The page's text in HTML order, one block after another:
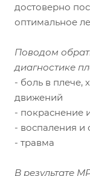
достоверно
оптимальное
Поводом
диагностике
- боль в плече,
движений
- покраснение
- воспаления и
- травма
В результате